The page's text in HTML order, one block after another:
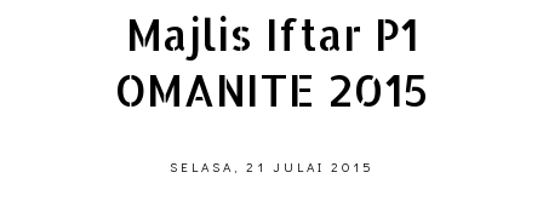
Majlis Iftar P1
OMANITE 2015
SELASA, 21 JULAI 2015